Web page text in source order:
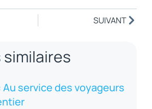
Au service des voyageurs
SUIVANT